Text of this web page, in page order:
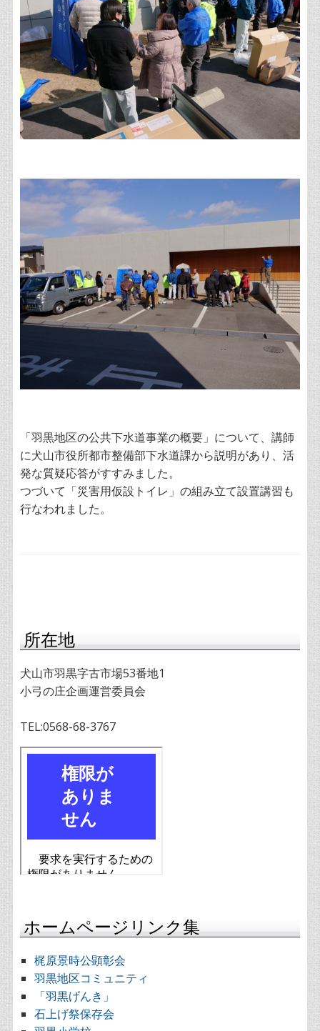
所在地
犬山市羽黒字古市場53番地1
小弓の庄企画運営委員会
TEL:0568-68-3767
ホームページリンク集
梶原景時公顕彰会
羽黒地区コミュニティ
「羽黒げんき」
石上げ祭保存会
「羽黒地区の公共下水道事業の概要」について、講師
に犬山市役所都市整備部下水道課から説明があり、活
発な質疑応答がすすみました。
つづいて「災害用仮設トイレ」の組み立て設置講習も
行なわれました。